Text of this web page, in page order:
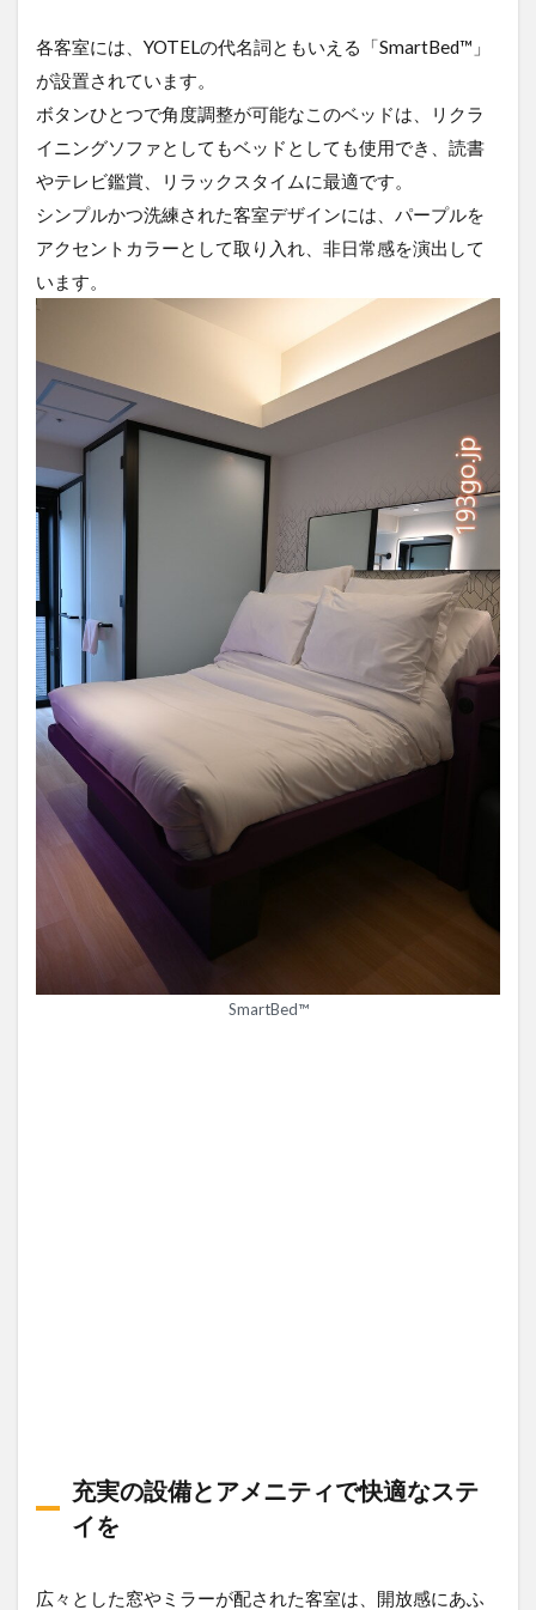
各客室には、YOTELの代名詞ともいえる「SmartBed™」
が設置されています。
ボタンひとつで角度調整が可能なこのベッドは、リクラ
イニングソファとしてもベッドとしても使用でき、読書
やテレビ鑑賞、リラックスタイムに最適です。
シンプルかつ洗練された客室デザインには、パープルを
アクセントカラーとして取り入れ、非日常感を演出して
います。
SmartBed™
充実の設備とアメニティで快適なステ
イを
広々とした窓やミラーが配された客室は、開放感にあふ